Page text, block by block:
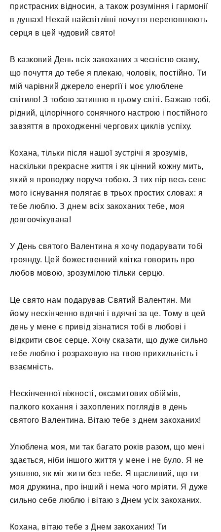
пристрасних відносин, а також розуміння і гармонії
в душах! Нехай найсвітліші почуття переповнюють
серця в цей чудовий свято!
В казковий День всіх закоханих з чесністю скажу,
що почуття до тебе я плекаю, чоловік, постійно. Ти
мій чарівний джерело енергії і моє улюблене
світило! З тобою затишно в цьому світі. Бажаю тобі,
рідний, цілорічного сонячного настрою і постійного
завзяття в проходженні чергових циклів успіху.
Кохана, тільки після нашої зустрічі я зрозумів,
наскільки прекрасне життя і як цінний кожну мить,
який я проводжу поручз тобою. З тих пір весь сенс
мого існування полягає в трьох простих словах: я
тебе люблю. З днем ​​всіх закоханих тебе, моя
довгоочікувана!
У День святого Валентина я хочу подарувати тобі
троянду. Цей божественний квітка говорить про
любов мовою, зрозумілою тільки серцю.
Це свято нам подарував Святий Валентин. Ми
йому нескінченно вдячні і вдячні за це. Тому в цей
день у мене є привід зізнатися тобі в любові і
відкрити своє серце. Хочу сказати, що дуже сильно
тебе люблю і розраховую на твою прихильність і
взаємність.
Нескінченної ніжності, оксамитових обіймів,
палкого кохання і захоплених поглядів в день
святого Валентина. Вітаю тебе з днем ​​закоханих!
Улюблена моя, ми так багато років разом, що мені
здається, ніби іншого життя у мене і не було. Я не
уявляю, як міг жити без тебе. Я щасливий, що ти
моя дружина, про інший і нема чого мріяти. Я дуже
сильно себе люблю і вітаю з Днем усіх закоханих.
Кохана, вітаю тебе з Днем закоханих! Ти